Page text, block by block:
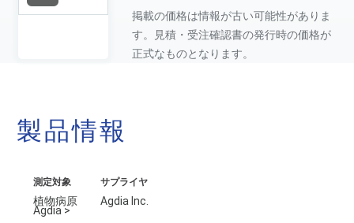
製品検索
掲載の価格は情報が古い可能性がありま
す。見積・受注確認書の発行時の価格が
正式なものとなります。
製品情報
測定対象
植物病原
Agdia >
サプライヤ
Agdia Inc.